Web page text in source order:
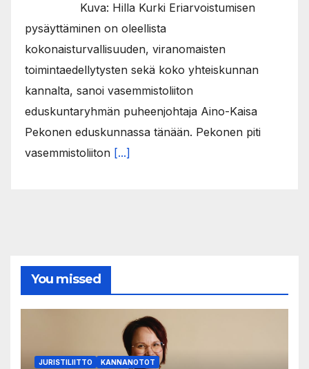
Kuva: Hilla Kurki Eriarvoistumisen
pysäyttäminen on oleellista
kokonaisturvallisuuden, viranomaisten
toimintaedellytysten sekä koko yhteiskunnan
kannalta, sanoi vasemmistoliiton
eduskuntaryhmän puheenjohtaja Aino-Kaisa
Pekonen eduskunnassa tänään. Pekonen piti
vasemmistoliiton [...]
You missed
JURISTILIITTO KANNANOTOT